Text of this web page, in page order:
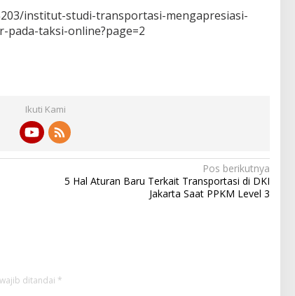
institut-studi-transportasi-mengapresiasi-
taksi-online?page=2
Ikuti Kami
Pos berikutnya
5 Hal Aturan Baru Terkait Transportasi di DKI
Jakarta Saat PPKM Level 3
ditandai *